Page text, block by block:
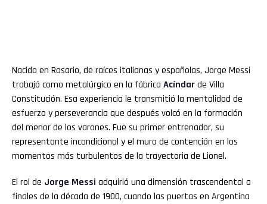
Nacido en Rosario, de raíces italianas y españolas, Jorge Messi
trabajó como metalúrgico en la fábrica Acíndarde Villa
Constitución. Esa experiencia le transmitió la mentalidad de
esfuerzo y perseverancia que después volcó en la formación
del menor de los varones. Fue su primer entrenador, su
representante incondicional y el muro de contención en los
momentos más turbulentos de la trayectoria de Lionel.
El rol de Jorge Messi adquirió una dimensión trascendental a
finales de la década de 1900, cuando las puertas en Argentina